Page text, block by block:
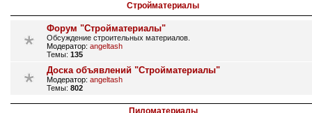
Стройматериалы
Форум "Стройматериалы"
Обсуждение строительных материалов.
Модератор: angeltash
Темы: 135
Доска объявлений "Стройматериалы"
Модератор: angeltash
Темы: 802
Пиломатериалы